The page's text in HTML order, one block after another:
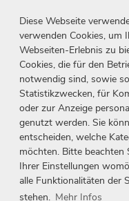
Diese Webseite
verwenden Cookies, um
Webseiten-Erlebnis zu
Cookies, die für den
notwendig sind, sowie
Statistikzwecken, für
oder zur Anzeige
genutzt werden. Sie
entscheiden, welche
möchten. Bitte beachten
Ihrer Einstellungen
alle Funktionalitäten der
stehen. Mehr Infos